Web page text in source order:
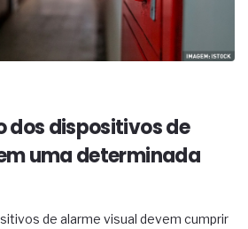
dos dispositivos de
uma determinada
de alarme visual devem cumprir